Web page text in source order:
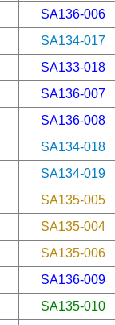
SA136-006
SA134-017
SA133-018
SA136-007
SA136-008
SA134-018
SA134-019
SA135-005
SA135-004
SA135-006
SA136-009
SA135-010